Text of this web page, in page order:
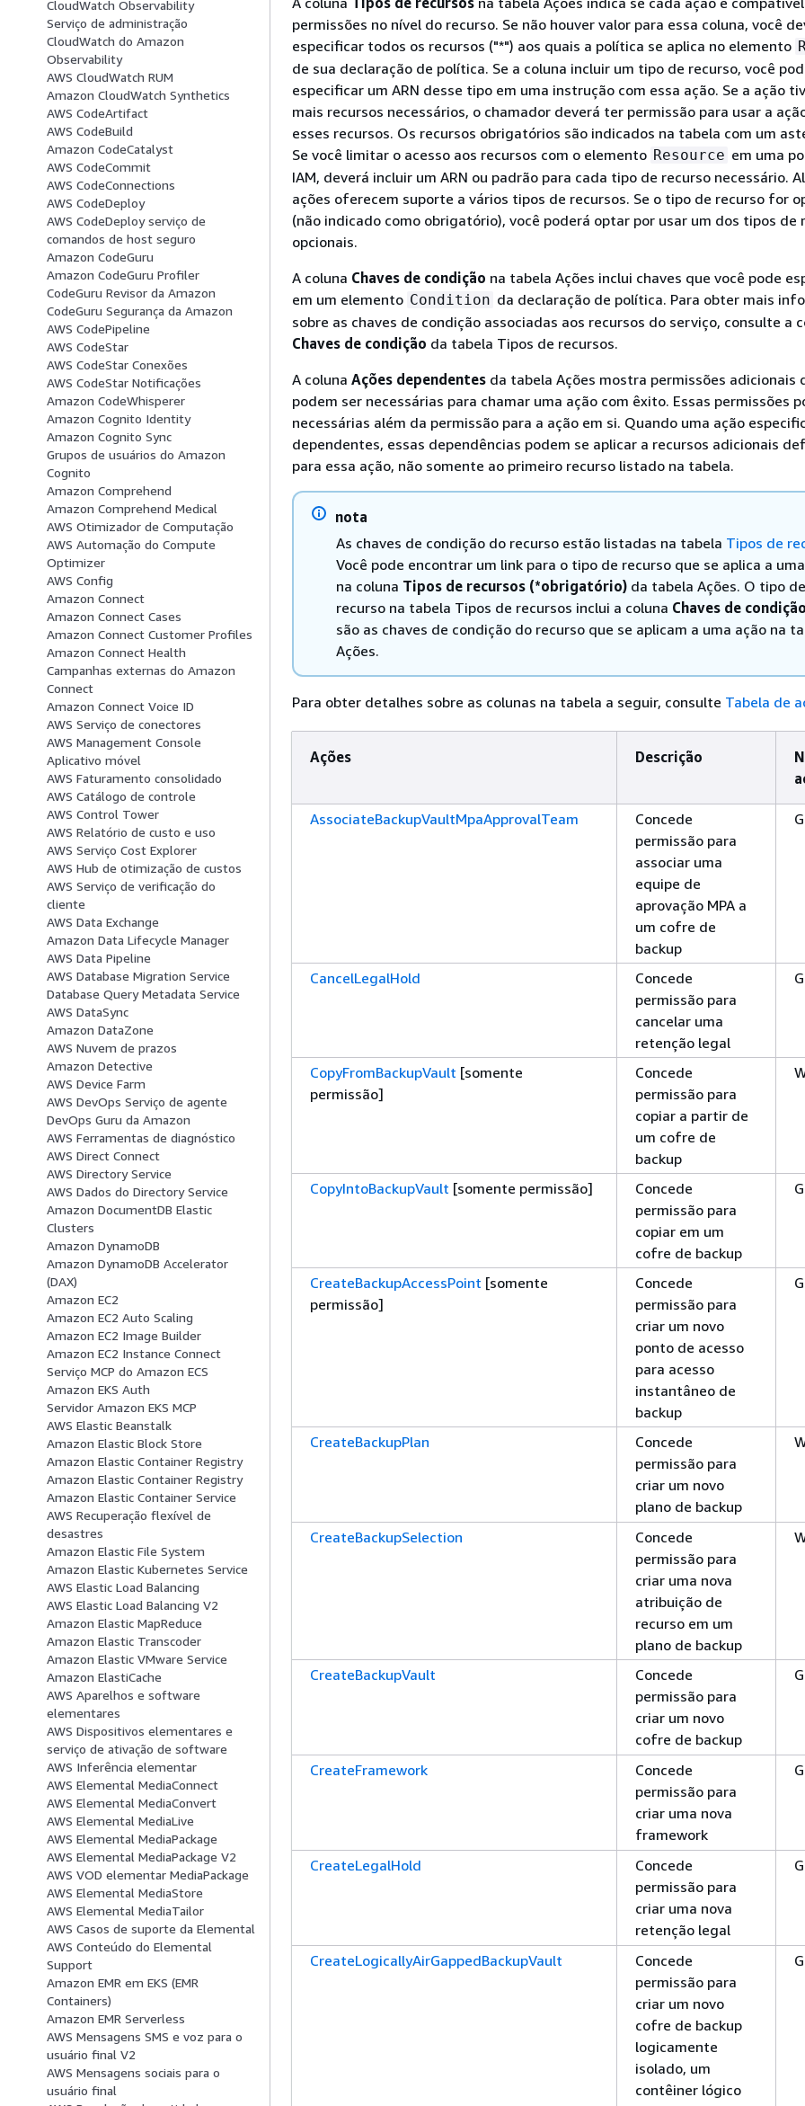
CloudWatch Observability
Serviço de administração
CloudWatch do Amazon
Observability
AWS CloudWatch RUM
Amazon CloudWatch Synthetics
AWS CodeArtifact
AWS CodeBuild
Amazon CodeCatalyst
AWS CodeCommit
AWS CodeConnections
AWS CodeDeploy
AWS CodeDeploy serviço de
comandos de host seguro
Amazon CodeGuru
Amazon CodeGuru Profiler
CodeGuru Revisor da Amazon
CodeGuru Segurança da Amazon
AWS CodePipeline
AWS CodeStar
AWS CodeStar Conexões
AWS CodeStar Notificações
Amazon CodeWhisperer
Amazon Cognito Identity
Amazon Cognito Sync
Grupos de usuários do Amazon
Cognito
Amazon Comprehend
Amazon Comprehend Medical
AWS Otimizador de Computação
AWS Automação do Compute
Optimizer
AWS Config
Amazon Connect
Amazon Connect Cases
Amazon Connect Customer Profiles
Amazon Connect Health
Campanhas externas do Amazon
Connect
Amazon Connect Voice ID
AWS Serviço de conectores
AWS Management Console
Aplicativo móvel
AWS Faturamento consolidado
AWS Catálogo de controle
AWS Control Tower
AWS Relatório de custo e uso
AWS Serviço Cost Explorer
AWS Hub de otimização de custos
AWS Serviço de verificação do
cliente
AWS Data Exchange
Amazon Data Lifecycle Manager
AWS Data Pipeline
AWS Database Migration Service
Database Query Metadata Service
AWS DataSync
Amazon DataZone
AWS Nuvem de prazos
Amazon Detective
AWS Device Farm
AWS DevOps Serviço de agente
DevOps Guru da Amazon
AWS Ferramentas de diagnóstico
AWS Direct Connect
AWS Directory Service
AWS Dados do Directory Service
Amazon DocumentDB Elastic
Clusters
Amazon DynamoDB
Amazon DynamoDB Accelerator
(DAX)
Amazon EC2
Amazon EC2 Auto Scaling
Amazon EC2 Image Builder
Amazon EC2 Instance Connect
Serviço MCP do Amazon ECS
Amazon EKS Auth
Servidor Amazon EKS MCP
AWS Elastic Beanstalk
Amazon Elastic Block Store
Amazon Elastic Container Registry
Amazon Elastic Container Registry
Amazon Elastic Container Service
AWS Recuperação flexível de
desastres
Amazon Elastic File System
Amazon Elastic Kubernetes Service
AWS Elastic Load Balancing
AWS Elastic Load Balancing V2
Amazon Elastic MapReduce
Amazon Elastic Transcoder
Amazon Elastic VMware Service
Amazon ElastiCache
AWS Aparelhos e software
elementares
AWS Dispositivos elementares e
serviço de ativação de software
AWS Inferência elementar
AWS Elemental MediaConnect
AWS Elemental MediaConvert
AWS Elemental MediaLive
AWS Elemental MediaPackage
AWS Elemental MediaPackage V2
AWS VOD elementar MediaPackage
AWS Elemental MediaStore
AWS Elemental MediaTailor
AWS Casos de suporte da Elemental
AWS Conteúdo do Elemental
Support
Amazon EMR em EKS (EMR
Containers)
Amazon EMR Serverless
AWS Mensagens SMS e voz para o
usuário final V2
AWS Mensagens sociais para o
usuário final
permissões no nível do recurso. Se não houver valor para essa coluna, você
especificar todos os recursos ("*") aos quais a política se aplica no elemento
de sua declaração de política. Se a coluna incluir um tipo de recurso, você
especificar um ARN desse tipo em uma instrução com essa ação. Se a ação
mais recursos necessários, o chamador deverá ter permissão para usar a
esses recursos. Os recursos obrigatórios são indicados na tabela com um
Se você limitar o acesso aos recursos com o elemento Resource em uma
IAM, deverá incluir um ARN ou padrão para cada tipo de recurso necessário.
ações oferecem suporte a vários tipos de recursos. Se o tipo de recurso for
(não indicado como obrigatório), você poderá optar por usar um dos tipos de
opcionais.
A coluna Chaves de condição na tabela Ações inclui chaves que você pode
em um elemento Condition da declaração de política. Para obter mais
sobre as chaves de condição associadas aos recursos do serviço, consulte a
Chaves de condição da tabela Tipos de recursos.
A coluna Ações dependentes da tabela Ações mostra permissões adicionais
podem ser necessárias para chamar uma ação com êxito. Essas permissões
necessárias além da permissão para a ação em si. Quando uma ação
dependentes, essas dependências podem se aplicar a recursos adicionais
para essa ação, não somente ao primeiro recurso listado na tabela.
nota
As chaves de condição do recurso estão listadas na tabela Tipos de
Você pode encontrar um link para o tipo de recurso que se aplica a
na coluna Tipos de recursos (*obrigatório) da tabela Ações. O tipo de
recurso na tabela Tipos de recursos inclui a coluna Chaves de condição
são as chaves de condição do recurso que se aplicam a uma ação na
Ações.
Para obter detalhes sobre as colunas na tabela a seguir, consulte Tabela de
Ações Descrição
AssociateBackupVaultMpaApprovalTeam
Concede
permissão para
associar uma
equipe de
aprovação MPA a
um cofre de
backup
CancelLegalHold
Concede
permissão para
cancelar uma
retenção legal
CopyFromBackupVault [somente
permissão]
Concede
permissão para
copiar a partir de
um cofre de
backup
CopyIntoBackupVault [somente permissão]
Concede
permissão para
copiar em um
cofre de backup
CreateBackupAccessPoint [somente
permissão]
Concede
permissão para
criar um novo
ponto de acesso
para acesso
instantâneo de
backup
CreateBackupPlan
Concede
permissão para
criar um novo
plano de backup
CreateBackupSelection
Concede
permissão para
criar uma nova
atribuição de
recurso em um
plano de backup
CreateBackupVault
Concede
permissão para
criar um novo
cofre de backup
CreateFramework
Concede
permissão para
criar uma nova
framework
CreateLegalHold
Concede
permissão para
criar uma nova
retenção legal
CreateLogicallyAirGappedBackupVault
Concede
permissão para
criar um novo
cofre de backup
logicamente
isolado, um
contêiner lógico